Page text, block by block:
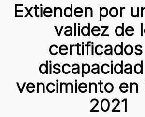
Extienden por
validez de
vencimiento
2021